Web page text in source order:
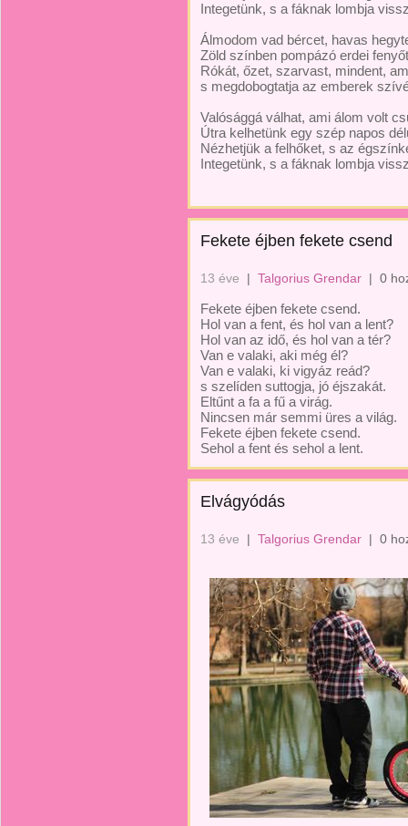
Integetünk, s a fáknak lombja
Álmodom vad bércet, havas
Zöld színben pompázó erdei fenyőt
Rókát, őzet, szarvast, mindent,
s megdobogtatja az emberek
Valósággá válhat, ami álom volt
Útra kelhetünk egy szép napos
Nézhetjük a felhőket, s az
Integetünk, s a fáknak lombja
Fekete éjben fekete csend
13 éve | Talgorius Grendar | 0
Fekete éjben fekete csend.
Hol van a fent, és hol van a lent?
Hol van az idő, és hol van a tér?
Van e valaki, aki még él?
Van e valaki, ki vigyáz reád?
s szelíden suttogja, jó éjszakát.
Eltűnt a fa a fű a virág.
Nincsen már semmi üres a világ.
Fekete éjben fekete csend.
Sehol a fent és sehol a lent.
Elvágyódás
13 éve | Talgorius Grendar | 0